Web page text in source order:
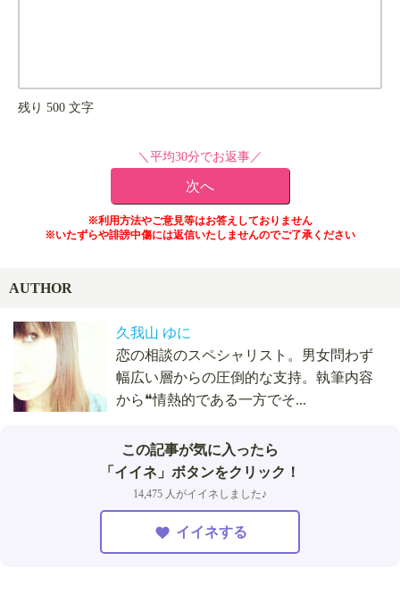
残り 500 文字
＼平均30分でお返事／
※利用方法やご意見等はお答えしておりません
※いたずらや誹謗中傷には返信いたしませんのでご了承ください
AUTHOR
久我山 ゆに
恋の相談のスペシャリスト。男女問わず
幅広い層からの圧倒的な支持。執筆内容
から❝情熱的である一方でそ...
この記事が気に入ったら
「イイネ」ボタンをクリック！
14,475 人がイイネしました♪
イイネする